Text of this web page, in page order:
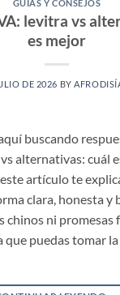
GUÍAS Y CONSEJOS
levitra vs
es mejor
DE 2026 BY
buscando
alternativas: cuál
artículo te
clara, honesta y
chinos ni promesas
puedas tomar